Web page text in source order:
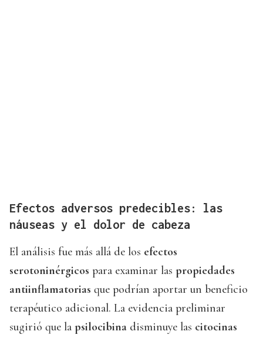
Efectos adversos predecibles: las
náuseas y el dolor de cabeza
El análisis fue más allá de los efectos
serotoninérgicos para examinar las propiedades
antiinflamatorias que podrían aportar un beneficio
terapéutico adicional. La evidencia preliminar
sugirió que la psilocibina disminuye las citocinas